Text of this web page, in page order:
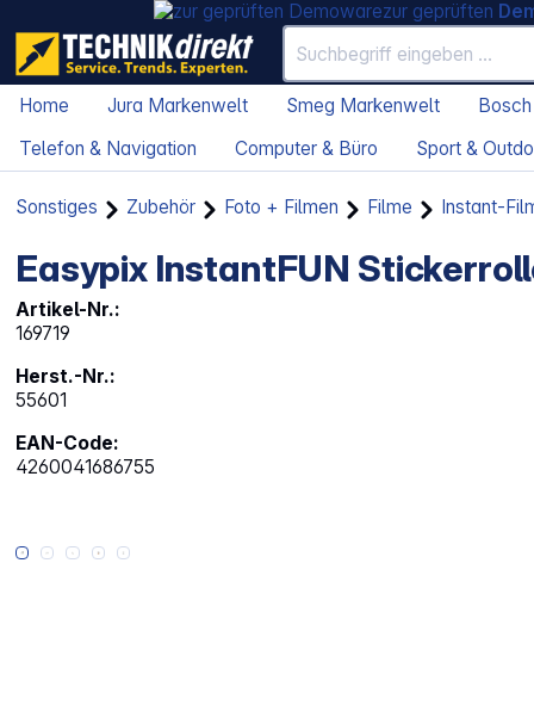
zur geprüften
Home Jura Markenwelt Smeg Markenwelt
Telefon & Navigation
Computer & Büro Sport &
Sonstiges Zubehör Foto + Filmen Filme Instant-
Easypix InstantFUN
Artikel-Nr.:
169719
Herst.-Nr.:
55601
EAN-Code:
4260041686755
Bildergalerie überspringen